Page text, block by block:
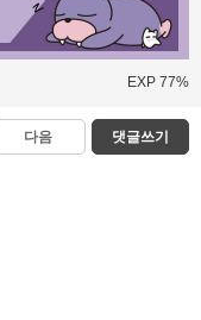
EXP 77%
다음 댓글쓰기